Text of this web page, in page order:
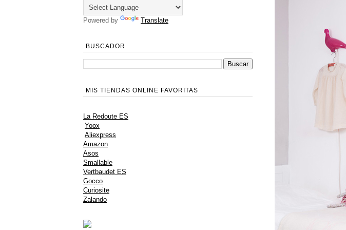
Powered by Translate
BUSCADOR
MIS TIENDAS ONLINE FAVORITAS
La Redoute ES
Yoox
Aliexpress
Amazon
Asos
Smallable
Vertbaudet ES
Gocco
Curiosite
Zalando